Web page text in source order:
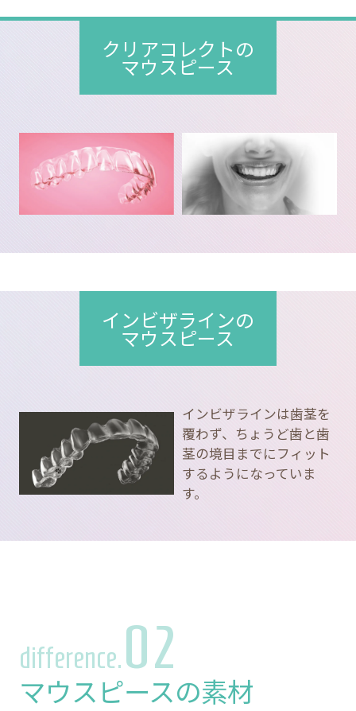
クリアコレクトの
マウスピース
インビザラインの
マウスピース
インビザラインは歯茎を
覆わず、ちょうど歯と歯
茎の境目までにフィット
するようになっていま
す。
difference.02
マウスピースの素材